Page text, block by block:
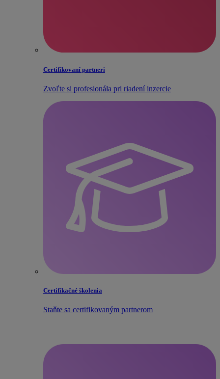
Certifikovaní partneri
Zvoľte si profesionála pri riadení inzercie
Certifikačné školenia
Staňte sa certifikovaným partnerom